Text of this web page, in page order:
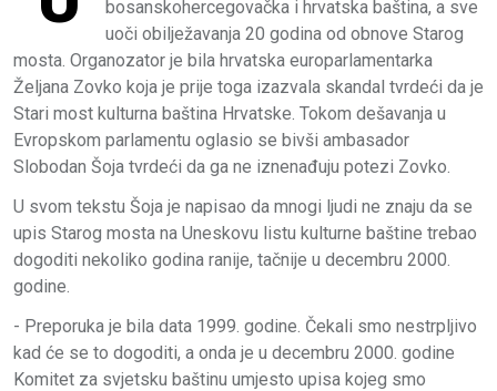
bosanskohercegovačka i hrvatska baština, a sve
uoči obilježavanja 20 godina od obnove Starog
mosta. Organozator je bila hrvatska europarlamentarka
Željana Zovko koja je prije toga izazvala skandal tvrdeći da je
Stari most kulturna baština Hrvatske. Tokom dešavanja u
Evropskom parlamentu oglasio se bivši ambasador
Slobodan Šoja tvrdeći da ga ne iznenađuju potezi Zovko.
U svom tekstu Šoja je napisao da mnogi ljudi ne znaju da se
upis Starog mosta na Uneskovu listu kulturne baštine trebao
dogoditi nekoliko godina ranije, tačnije u decembru 2000.
godine.
- Preporuka je bila data 1999. godine. Čekali smo nestrpljivo
kad će se to dogoditi, a onda je u decembru 2000. godine
Komitet za svjetsku baštinu umjesto upisa kojeg smo